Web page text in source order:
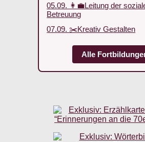
05.09. 👩‍💼Leitung der
Betreuung
07.09. ✂️Kreativ Gestalten
Alle